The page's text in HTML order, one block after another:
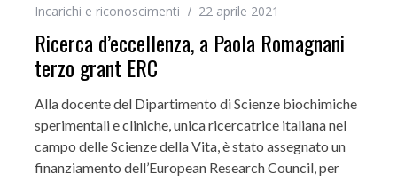
Incarichi e riconoscimenti 22 aprile 2021
Ricerca d’eccellenza, a Paola Romagnani
terzo grant ERC
Alla docente del Dipartimento di Scienze biochimiche
sperimentali e cliniche, unica ricercatrice italiana nel
campo delle Scienze della Vita, è stato assegnato un
finanziamento dell’European Research Council, per